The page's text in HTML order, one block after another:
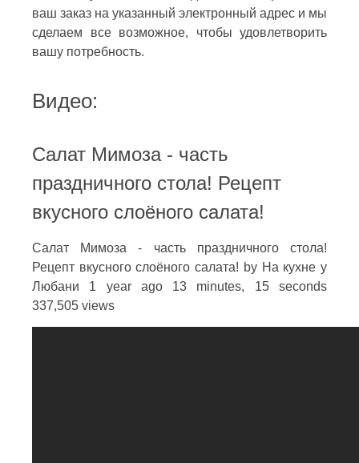
ваш заказ на указанный электронный адрес и мы
сделаем все возможное, чтобы удовлетворить
вашу потребность.
Видео:
Салат Мимоза - часть
праздничного стола! Рецепт
вкусного слоёного салата!
Салат Мимоза - часть праздничного стола!
Рецепт вкусного слоёного салата! by На кухне у
Любани 1 year ago 13 minutes, 15 seconds
337,505 views